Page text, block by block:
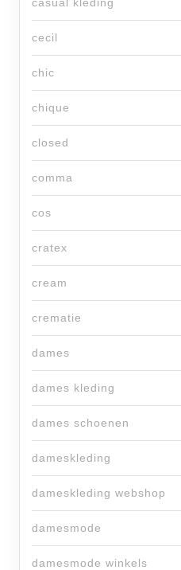
cecil
chic
chique
closed
comma
cos
cratex
cream
crematie
dames
dames kleding
dames schoenen
dameskleding
dameskleding webshop
damesmode
damesmode winkels